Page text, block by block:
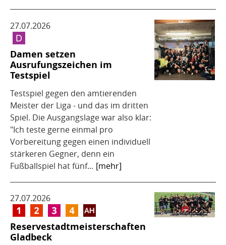
27.07.2026
Damen setzen
Ausrufungszeichen im
Testspiel
Testspiel gegen den amtierenden
Meister der Liga - und das im dritten
Spiel. Die Ausgangslage war also klar:
"Ich teste gerne einmal pro
Vorbereitung gegen einen individuell
stärkeren Gegner, denn ein
Fußballspiel hat fünf... [mehr]
27.07.2026
Reservestadtmeisterschaften
Gladbeck